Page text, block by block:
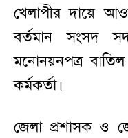
খেলাপীর দায়ে
বর্তমান সংসদ
মনোনয়নপত্র বাতিল
কর্মকর্তা।
জেলা প্রশাসক ও